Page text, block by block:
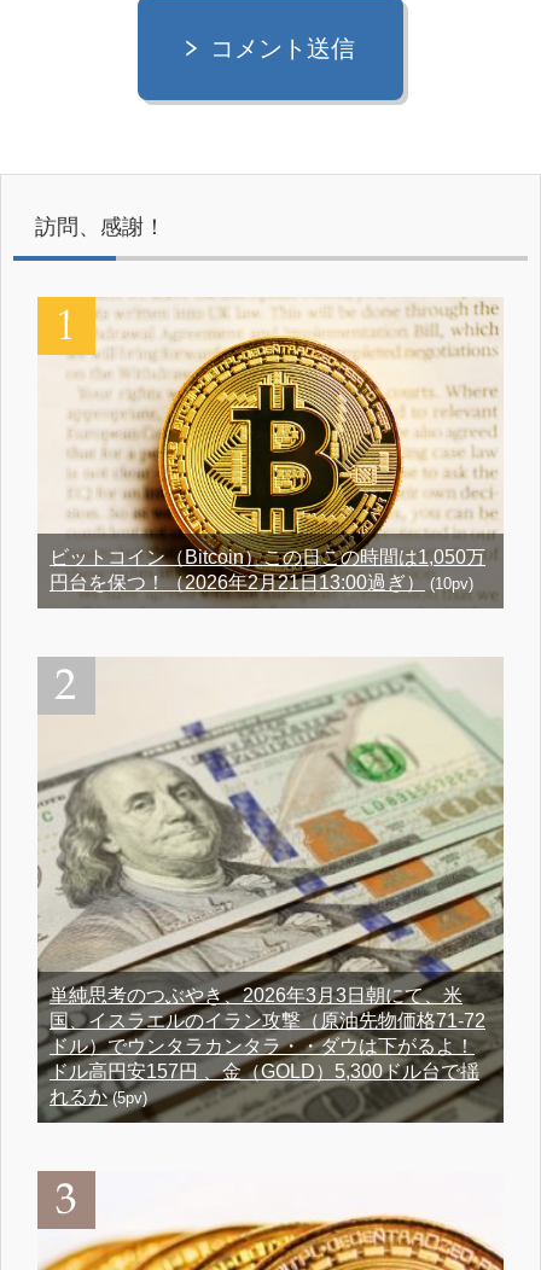
コメント送信
訪問、感謝！
ビットコイン（Bitcoin）この日この時間は1,050万
円台を保つ！（2026年2月21日13:00過ぎ）
(10pv)
単純思考のつぶやき、2026年3月3日朝にて、米
国、イスラエルのイラン攻撃（原油先物価格71-72
ドル）でウンタラカンタラ・・ダウは下がるよ！
ドル高円安157円 、金（GOLD）5,300ドル台で揺
れるか(5pv)